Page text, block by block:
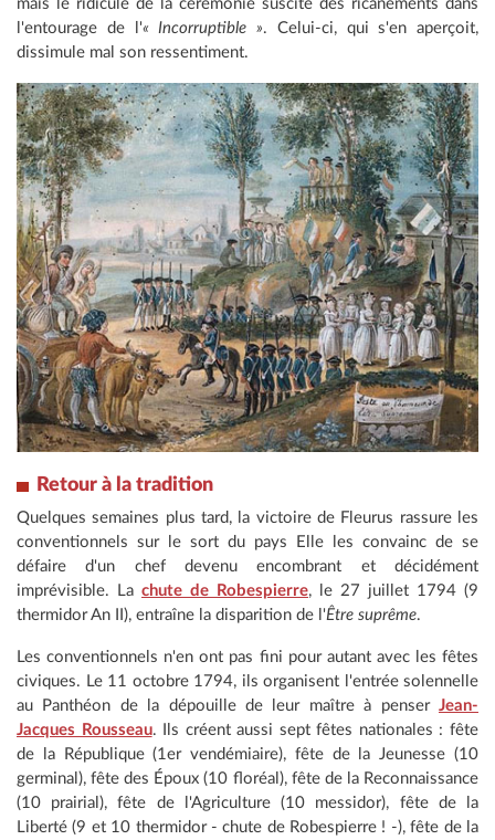
mais le ridicule de la cérémonie suscite des ricanements dans
l'entourage de l'« Incorruptible ». Celui-ci, qui s'en aperçoit,
dissimule mal son ressentiment.
Retour à la tradition
Quelques semaines plus tard, la victoire de Fleurus rassure les
conventionnels sur le sort du pays Elle les convainc de se
défaire d'un chef devenu encombrant et décidément
imprévisible. La chute de Robespierre, le 27 juillet 1794 (9
thermidor An II), entraîne la disparition de l'Être suprême.
Les conventionnels n'en ont pas fini pour autant avec les fêtes
civiques. Le 11 octobre 1794, ils organisent l'entrée solennelle
au Panthéon de la dépouille de leur maître à penser Jean-
Jacques Rousseau. Ils créent aussi sept fêtes nationales : fête
de la République (1er vendémiaire), fête de la Jeunesse (10
germinal), fête des Époux (10 floréal), fête de la Reconnaissance
(10 prairial), fête de l'Agriculture (10 messidor), fête de la
Liberté (9 et 10 thermidor - chute de Robespierre ! -), fête de la